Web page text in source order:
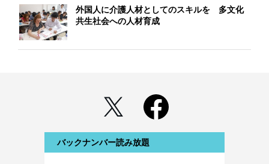
外国人に介護人材としてのスキルを 多文化
共生社会への人材育成
バックナンバー読み放題